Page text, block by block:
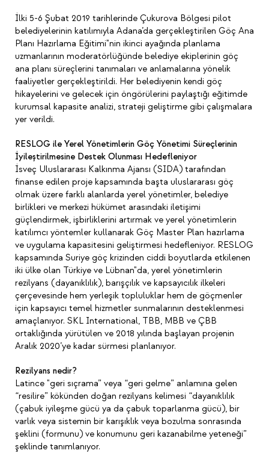
İlki 5-6 Şubat 2019 tarihlerinde Çukurova Bölgesi pilot
belediyelerinin katılımıyla Adana’da gerçekleştirilen Göç Ana
Planı Hazırlama Eğitimi"nin ikinci ayağında planlama
uzmanlarının moderatörlüğünde belediye ekiplerinin göç
ana planı süreçlerini tanımaları ve anlamalarına yönelik
faaliyetler gerçekleştirildi. Her belediyenin kendi göç
hikayelerini ve gelecek için öngörülerini paylaştığı eğitimde
kurumsal kapasite analizi, strateji geliştirme gibi çalışmalara
yer verildi.
RESLOG ile Yerel Yönetimlerin Göç Yönetimi Süreçlerinin
İyileştirilmesine Destek Olunması Hedefleniyor
İsveç Uluslararası Kalkınma Ajansı (SIDA) tarafından
finanse edilen proje kapsamında başta uluslararası göç
olmak üzere farklı alanlarda yerel yönetimler, belediye
birlikleri ve merkezi hükümet arasındaki iletişimi
güçlendirmek, işbirliklerini artırmak ve yerel yönetimlerin
katılımcı yöntemler kullanarak Göç Master Plan hazırlama
ve uygulama kapasitesini geliştirmesi hedefleniyor. RESLOG
kapsamında Suriye göç krizinden ciddi boyutlarda etkilenen
iki ülke olan Türkiye ve Lübnan"da, yerel yönetimlerin
rezilyans (dayanıklılık), barışçılık ve kapsayıcılık ilkeleri
çerçevesinde hem yerleşik topluluklar hem de göçmenler
için kapsayıcı temel hizmetler sunmalarının desteklenmesi
amaçlanıyor. SKL International, TBB, MBB ve ÇBB
ortaklığında yürütülen ve 2018 yılında başlayan projenin
Aralık 2020’ye kadar sürmesi planlanıyor.
Rezilyans nedir?
Latince "geri sıçrama” veya “geri gelme” anlamına gelen
“resilire” kökünden doğan rezilyans kelimesi “dayanıklılık
(çabuk iyileşme gücü ya da çabuk toparlanma gücü), bir
varlık veya sistemin bir karışıklık veya bozulma sonrasında
şeklini (formunu) ve konumunu geri kazanabilme yeteneği”
şeklinde tanımlanıyor.